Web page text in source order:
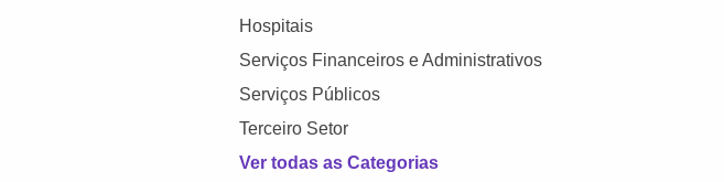
Hospitais
Serviços Financeiros e Administrativos
Serviços Públicos
Terceiro Setor
Ver todas as Categorias